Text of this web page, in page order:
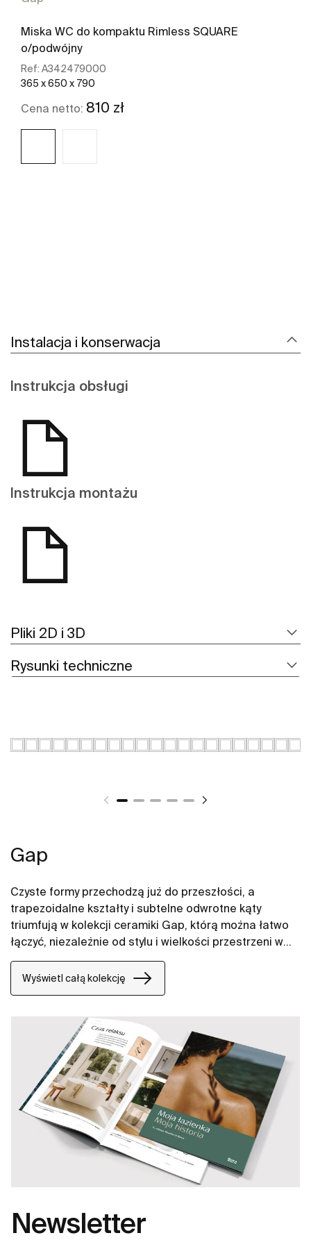
Miska WC do kompaktu Rimless SQUARE
o/podwójny
Ref: A342479000
365 x 650 x 790
Cena netto: 810 zł
Instalacja i konserwacja
Instrukcja obsługi
Instrukcja montażu
Pliki 2D i 3D
Rysunki techniczne
Gap
Czyste formy przechodzą już do przeszłości, a
trapezoidalne kształty i subtelne odwrotne kąty
triumfują w kolekcji ceramiki Gap, którą można łatwo
łączyć, niezależnie od stylu i wielkości przestrzeni w
łazience. W naszych propozycjach znajdują się między
innymi umywalki Gap, miski WC Gap, deski WC i bidety
Gap.
Wyświetl całą kolekcję
Newsletter